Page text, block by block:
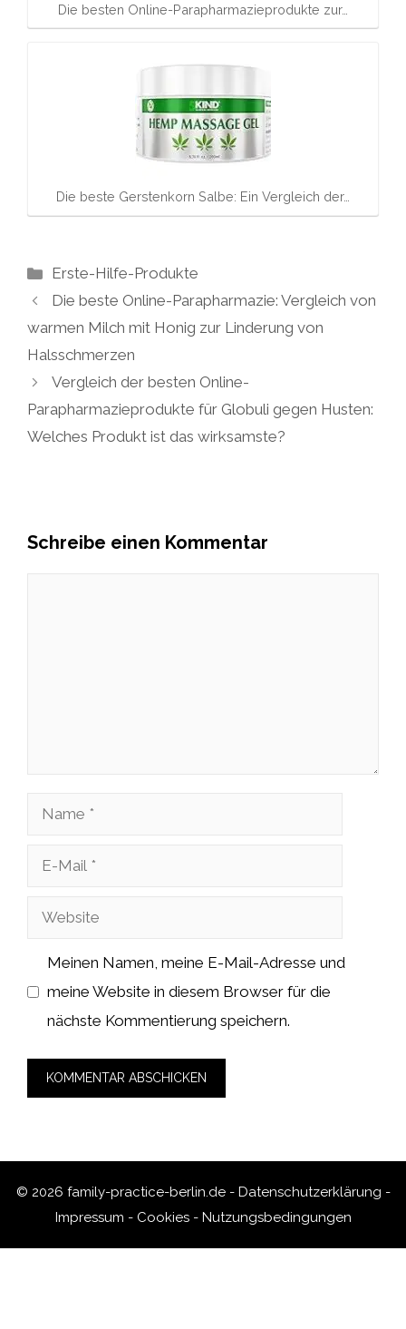
Die besten Online-Parapharmazieprodukte zur…
Die beste Gerstenkorn Salbe: Ein Vergleich der…
Kategorien
Erste-Hilfe-Produkte
Die beste Online-Parapharmazie: Vergleich von
warmen Milch mit Honig zur Linderung von
Halsschmerzen
Vergleich der besten Online-
Parapharmazieprodukte für Globuli gegen Husten:
Welches Produkt ist das wirksamste?
Schreibe einen Kommentar
Name
Website
Meinen Namen, meine E-Mail-Adresse und
meine Website in diesem Browser für die
nächste Kommentierung speichern.
© 2026 family-practice-berlin.de - Datenschutzerklärung -
Impressum - Cookies- Nutzungsbedingungen